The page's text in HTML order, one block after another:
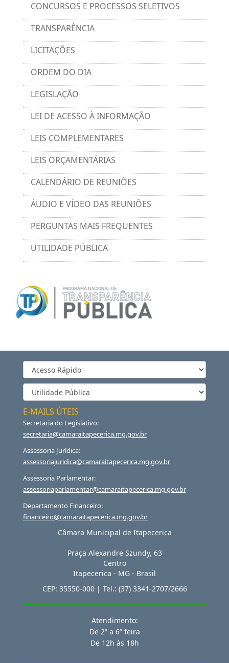
CONCURSOS E PROCESSOS SELETIVOS
TRANSPARÊNCIA
LICITAÇÕES
ORDEM DO DIA
LEGISLAÇÃO
LEI DE ACESSO À INFORMAÇÃO
LEIS COMPLEMENTARES
LEIS ORÇAMENTÁRIAS
CALENDÁRIO DE REUNIÕES
ÁUDIO E VÍDEO DAS REUNIÕES
PERGUNTAS MAIS FREQUENTES
UTILIDADE PÚBLICA
E-MAILS ÚTEIS
Secretaria do Legislativo:
secretaria@camaraitapecerica.mg.gov.br
Assessoria Jurídica:
assessoriajuridica@camaraitapecerica.mg.gov.br
Assessoria Parlamentar:
assessoriaparlamentar@camaraitapecerica.mg.gov.br
Departamento Financeiro:
financeiro@camaraitapecerica.mg.gov.br
Câmara Municipal de Itapecerica
Praça Alexandre Szundy, 63
Centro
Itapecerica - MG - Brasil
CEP: 35550-000| Tel.: (37) 3341-2707/2666
Atendimento:
De 2ª a 6ª feira
De 12h às 18h